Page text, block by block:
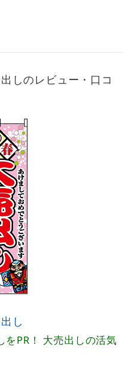
しのレビュー・口コ
し
PR！ 大売出しの活気